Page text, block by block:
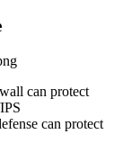
can protect
can protect